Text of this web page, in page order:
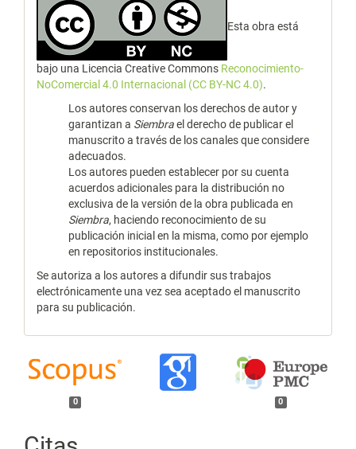
Esta obra está
bajo una Licencia Creative Commons Reconocimiento-
NoComercial 4.0 Internacional (CC BY-NC 4.0).
Los autores conservan los derechos de autor y
garantizan a Siembrael derecho de publicar el
manuscrito a través de los canales que considere
adecuados.
Los autores pueden establecer por su cuenta
acuerdos adicionales para la distribución no
exclusiva de la versión de la obra publicada en
Siembra, haciendo reconocimiento de su
publicación inicial en la misma, como por ejemplo
en repositorios institucionales.
Se autoriza a los autores a difundir sus trabajos
electrónicamente una vez sea aceptado el manuscrito
para su publicación.
0 0